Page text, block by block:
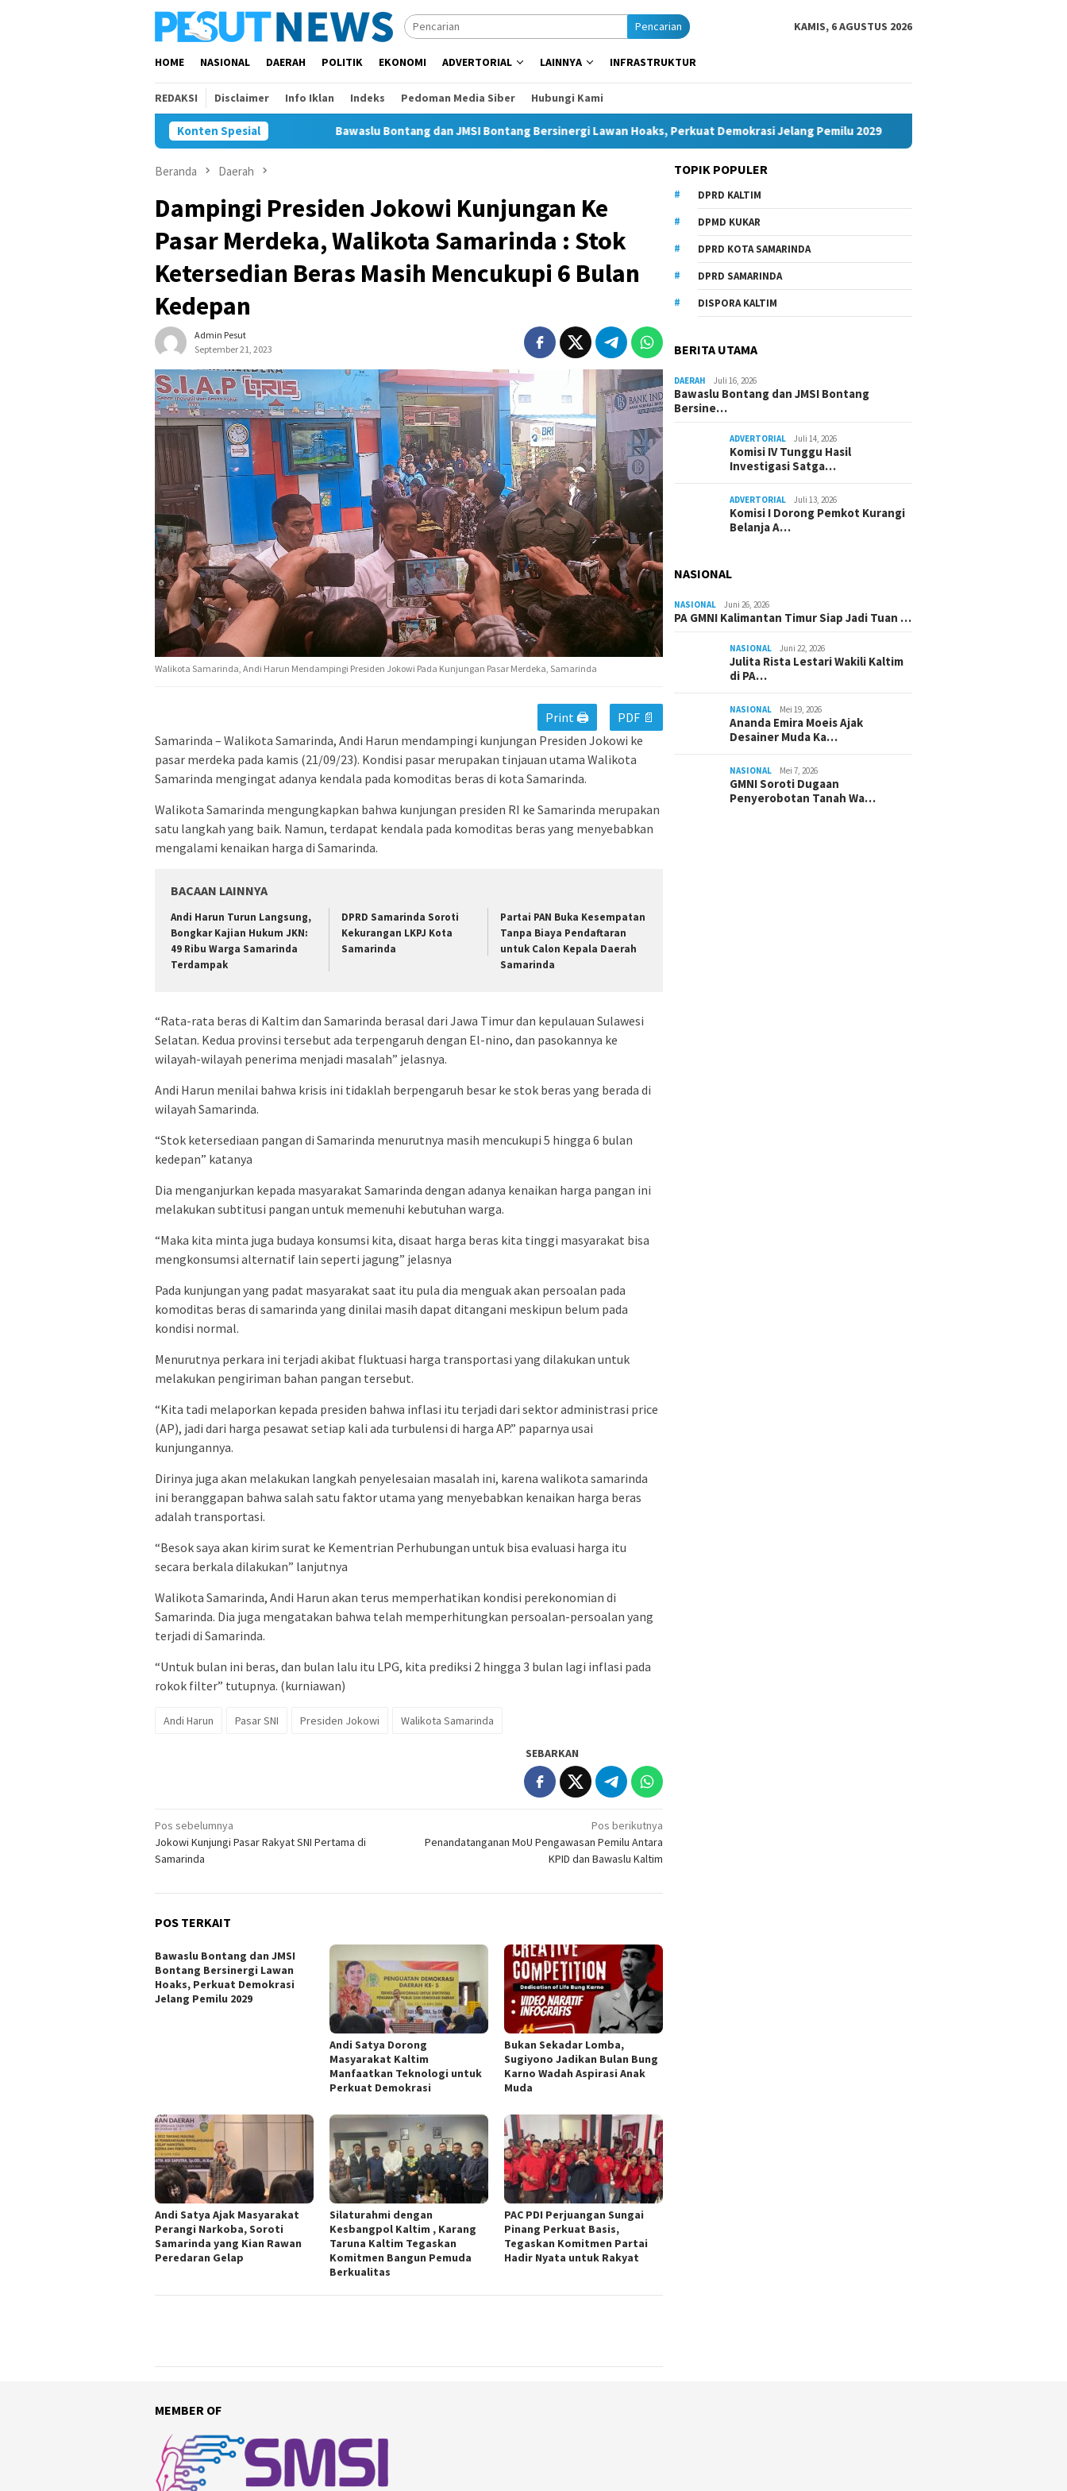
Pencarian KAMIS, 6 AGUSTUS 2026
HOME NASIONAL DAERAH POLITIK EKONOMI ADVERTORIAL LAINNYA INFRASTRUKTUR
REDAKSI Disclaimer Info Iklan Indeks Pedoman Media Siber Hubungi Kami
Konten SpesialBawaslu Bontang dan JMSI Bontang Bersinergi Lawan Hoaks, Perkuat Demokrasi Jelang Pemilu 2029 Komisi IV Tunggu Hasil Investigasi
Beranda Daerah
Dampingi Presiden Jokowi Kunjungan Ke
Pasar Merdeka, Walikota Samarinda : Stok
Ketersedian Beras Masih Mencukupi 6 Bulan
Kedepan
Admin Pesut
September 21, 2023
Walikota Samarinda, Andi Harun Mendampingi Presiden Jokowi Pada Kunjungan Pasar Merdeka, Samarinda
Print 🖨
PDF 📄
Samarinda – Walikota Samarinda, Andi Harun mendampingi kunjungan Presiden Jokowi ke
pasar merdeka pada kamis (21/09/23). Kondisi pasar merupakan tinjauan utama Walikota
Samarinda mengingat adanya kendala pada komoditas beras di kota Samarinda.
Walikota Samarinda mengungkapkan bahwa kunjungan presiden RI ke Samarinda merupakan
satu langkah yang baik. Namun, terdapat kendala pada komoditas beras yang menyebabkan
mengalami kenaikan harga di Samarinda.
BACAAN LAINNYA
Andi Harun Turun Langsung,
Bongkar Kajian Hukum JKN:
49 Ribu Warga Samarinda
Terdampak
DPRD Samarinda Soroti
Kekurangan LKPJ Kota
Samarinda
Partai PAN Buka Kesempatan
Tanpa Biaya Pendaftaran
untuk Calon Kepala Daerah
Samarinda
“Rata-rata beras di Kaltim dan Samarinda berasal dari Jawa Timur dan kepulauan Sulawesi
Selatan. Kedua provinsi tersebut ada terpengaruh dengan El-nino, dan pasokannya ke
wilayah-wilayah penerima menjadi masalah” jelasnya.
Andi Harun menilai bahwa krisis ini tidaklah berpengaruh besar ke stok beras yang berada di
wilayah Samarinda.
“Stok ketersediaan pangan di Samarinda menurutnya masih mencukupi 5 hingga 6 bulan
kedepan” katanya
Dia menganjurkan kepada masyarakat Samarinda dengan adanya kenaikan harga pangan ini
melakukan subtitusi pangan untuk memenuhi kebutuhan warga.
“Maka kita minta juga budaya konsumsi kita, disaat harga beras kita tinggi masyarakat bisa
mengkonsumsi alternatif lain seperti jagung” jelasnya
Pada kunjungan yang padat masyarakat saat itu pula dia menguak akan persoalan pada
komoditas beras di samarinda yang dinilai masih dapat ditangani meskipun belum pada
kondisi normal.
Menurutnya perkara ini terjadi akibat fluktuasi harga transportasi yang dilakukan untuk
melakukan pengiriman bahan pangan tersebut.
“Kita tadi melaporkan kepada presiden bahwa inflasi itu terjadi dari sektor administrasi price
(AP), jadi dari harga pesawat setiap kali ada turbulensi di harga AP.” paparnya usai
kunjungannya.
Dirinya juga akan melakukan langkah penyelesaian masalah ini, karena walikota samarinda
ini beranggapan bahwa salah satu faktor utama yang menyebabkan kenaikan harga beras
adalah transportasi.
“Besok saya akan kirim surat ke Kementrian Perhubungan untuk bisa evaluasi harga itu
secara berkala dilakukan” lanjutnya
Walikota Samarinda, Andi Harun akan terus memperhatikan kondisi perekonomian di
Samarinda. Dia juga mengatakan bahwa telah memperhitungkan persoalan-persoalan yang
terjadi di Samarinda.
“Untuk bulan ini beras, dan bulan lalu itu LPG, kita prediksi 2 hingga 3 bulan lagi inflasi pada
rokok filter” tutupnya. (kurniawan)
Andi Harun Pasar SNI Presiden Jokowi Walikota Samarinda
SEBARKAN
Navigasi
pos
Pos sebelumnya
Jokowi Kunjungi Pasar Rakyat SNI Pertama di
Samarinda
Pos berikutnya
Penandatanganan MoU Pengawasan Pemilu Antara
KPID dan Bawaslu Kaltim
POS TERKAIT
Bawaslu Bontang dan JMSI
Bontang Bersinergi Lawan
Hoaks, Perkuat Demokrasi
Jelang Pemilu 2029
Andi Satya Dorong
Masyarakat Kaltim
Manfaatkan Teknologi untuk
Perkuat Demokrasi
Bukan Sekadar Lomba,
Sugiyono Jadikan Bulan Bung
Karno Wadah Aspirasi Anak
Muda
Andi Satya Ajak Masyarakat
Perangi Narkoba, Soroti
Samarinda yang Kian Rawan
Peredaran Gelap
Silaturahmi dengan
Kesbangpol Kaltim , Karang
Taruna Kaltim Tegaskan
Komitmen Bangun Pemuda
Berkualitas
PAC PDI Perjuangan Sungai
Pinang Perkuat Basis,
Tegaskan Komitmen Partai
Hadir Nyata untuk Rakyat
TOPIK POPULER
DPRD KALTIM
DPMD KUKAR
DPRD KOTA SAMARINDA
DPRD SAMARINDA
DISPORA KALTIM
BERITA UTAMA
DAERAH Juli 16, 2026
Bawaslu Bontang dan JMSI Bontang
Bersine…
ADVERTORIAL Juli 14, 2026
Komisi IV Tunggu Hasil
Investigasi Satga…
ADVERTORIAL Juli 13, 2026
Komisi I Dorong Pemkot Kurangi
Belanja A…
NASIONAL
NASIONAL Juni 26, 2026
PA GMNI Kalimantan Timur Siap Jadi Tuan …
NASIONAL Juni 22, 2026
Julita Rista Lestari Wakili Kaltim
di PA…
NASIONAL Mei 19, 2026
Ananda Emira Moeis Ajak
Desainer Muda Ka…
NASIONAL Mei 7, 2026
GMNI Soroti Dugaan
Penyerobotan Tanah Wa…
MEMBER OF